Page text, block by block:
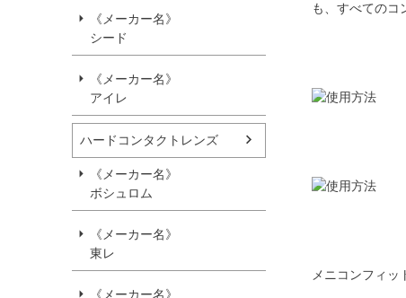
《メーカー名》
シード
《メーカー名》
アイレ
ハードコンタクトレンズ
《メーカー名》
ボシュロム
《メーカー名》
東レ
《メーカー名》
も、すべてのコ
メニコンフィッ